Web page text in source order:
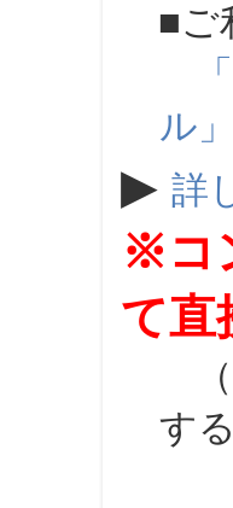
■ご
ル」
▶ 詳
※コ
て直
（
す